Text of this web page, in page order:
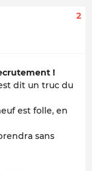
2
!
dit un truc du
est folle, en
sans